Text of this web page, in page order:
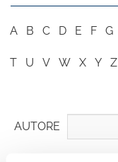
A B C D E F G
T U V W X Y Z
AUTORE